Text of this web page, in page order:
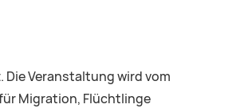
Die Veranstaltung wird vom
Migration, Flüchtlinge